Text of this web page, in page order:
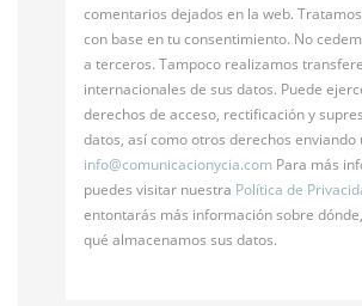
comentarios dejados en la web.
con base en tu consentimiento. No
a terceros. Tampoco realizamos
internacionales de sus datos. Puede
derechos de acceso, rectificación y
datos, así como otros derechos enviando
info@comunicacionycia.com Para más
puedes visitar nuestra Política de
entontarás más información sobre
qué almacenamos sus datos.